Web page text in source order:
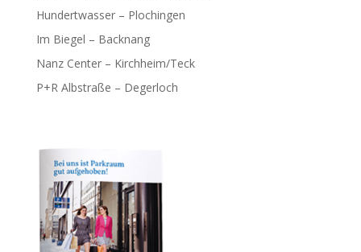
Hundertwasser – Plochingen
Im Biegel – Backnang
Nanz Center – Kirchheim/Teck
P+R Albstraße – Degerloch